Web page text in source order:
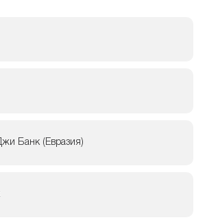
Банк (Евразия)